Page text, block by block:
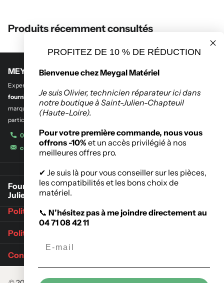
Produits récemment consultés
MEYGAL MATERIEL
Experts en
fourniture industrielle.Découvrez notre sélection des plus grandes
marques de l’outillage destinés aux entreprises, administrations et
particuliers.
04 71 08 42 11
contact@meygalmat.fr
Fournisseur de matériaux de construction à Saint-
Julien-Chapteuil
Politique de retours
Politique d'expédition
Conditions Générales de Vente
PROFITEZ DE 10 % DE RÉDUCTION
Bienvenue chez Meygal Matériel
Je suis Olivier, technicien réparateur ici dans
notre boutique à Saint-Julien-Chapteuil
(Haute-Loire).
Pour votre première commande, nous vous
offrons -10% et un accès privilégié à nos
meilleures offres pro.
✔ Je suis là pour vous conseiller sur les pièces,
les compatibilités et les bons choix de
matériel.
📞 N’hésitez pas à me joindre directement au
04 71 08 42 11